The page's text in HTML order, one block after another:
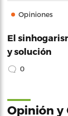
Opiniones
El
y solución
0
Opinión y